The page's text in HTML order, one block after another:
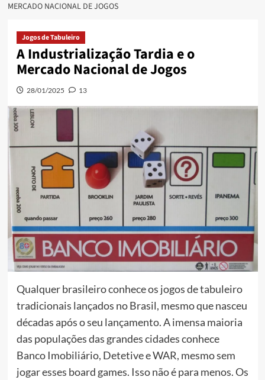
MERCADO NACIONAL DE JOGOS
Jogos de Tabuleiro
A Industrialização Tardia e o
Mercado Nacional de Jogos
28/01/2025 13
Qualquer brasileiro conhece os jogos de tabuleiro
tradicionais lançados no Brasil, mesmo que nasceu
décadas após o seu lançamento. A imensa maioria
das populações das grandes cidades conhece
Banco Imobiliário, Detetive e WAR, mesmo sem
jogar esses board games. Isso não é para menos. Os